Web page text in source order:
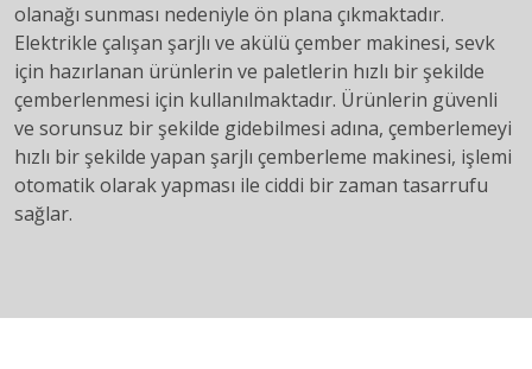
olanağı sunması nedeniyle ön plana çıkmaktadır.
Elektrikle çalışan şarjlı ve akülü çember makinesi, sevk
için hazırlanan ürünlerin ve paletlerin hızlı bir şekilde
çemberlenmesi için kullanılmaktadır. Ürünlerin güvenli
ve sorunsuz bir şekilde gidebilmesi adına, çemberlemeyi
hızlı bir şekilde yapan şarjlı çemberleme makinesi, işlemi
otomatik olarak yapması ile ciddi bir zaman tasarrufu
sağlar.